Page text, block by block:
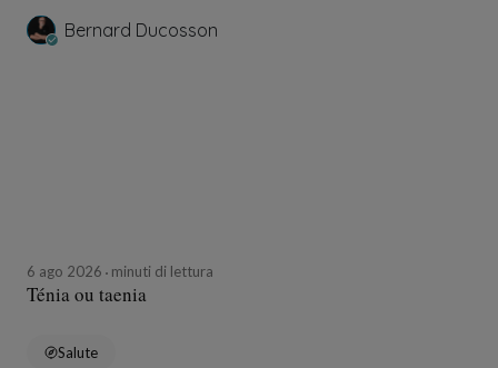
Bernard Ducosson
6 ago 2026 minuti di lettura
Ténia ou taenia
Salute